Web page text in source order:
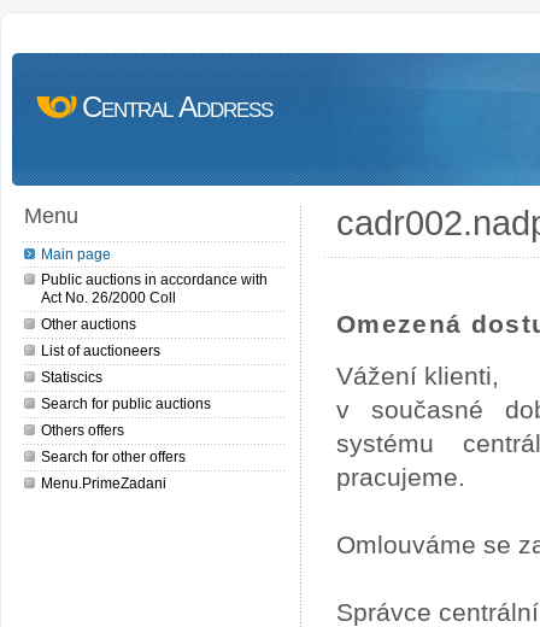
Central Address
Menu
Main page
Public auctions in accordance with
Act No. 26/2000 Coll
Other auctions
List of auctioneers
Statiscics
Search for public auctions
Others offers
Search for other offers
Menu.PrimeZadani
Omezená
Vážení klienti,
v současné
systému
pracujeme.
Omlouváme se
Správce